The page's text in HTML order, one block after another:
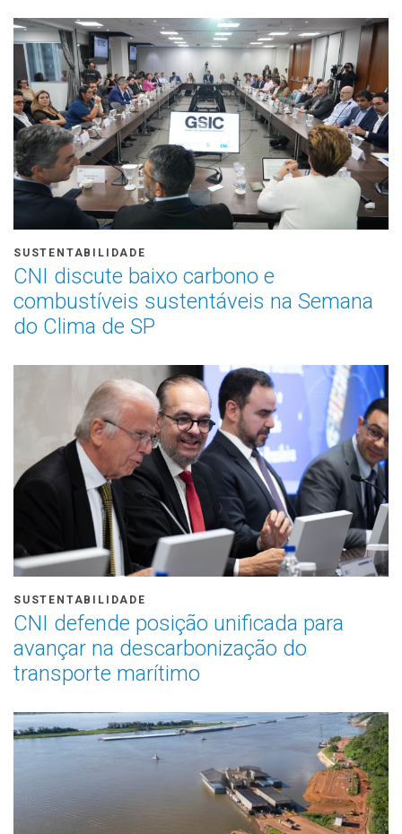
SUSTENTABILIDADE
CNI discute baixo carbono e
combustíveis sustentáveis na Semana
do Clima de SP
SUSTENTABILIDADE
CNI defende posição unificada para
avançar na descarbonização do
transporte marítimo